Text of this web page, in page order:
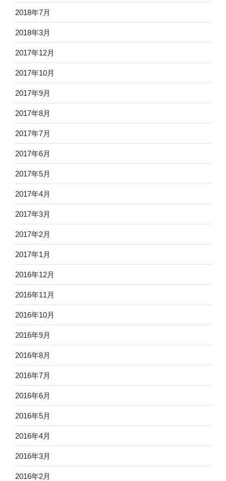
2018年7月
2018年3月
2017年12月
2017年10月
2017年9月
2017年8月
2017年7月
2017年6月
2017年5月
2017年4月
2017年3月
2017年2月
2017年1月
2016年12月
2016年11月
2016年10月
2016年9月
2016年8月
2016年7月
2016年6月
2016年5月
2016年4月
2016年3月
2016年2月